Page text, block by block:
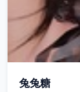
兔兔糖